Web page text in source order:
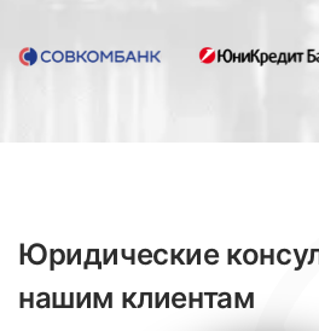
Юридические
нашим клиентам